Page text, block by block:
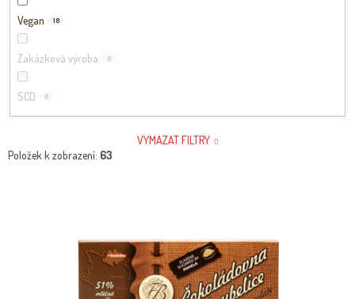
Vegan 18
Zakázková výroba 0
SCD 0
VYMAZAT FILTRY
Položek k zobrazení: 63